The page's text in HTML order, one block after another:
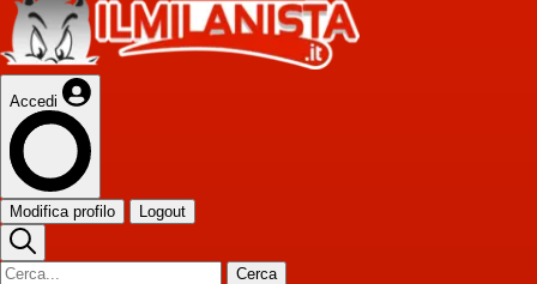
Accedi
Modifica profilo Logout
Cerca